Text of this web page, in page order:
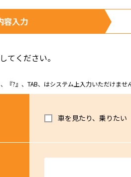
容入力
てください。
?』、TAB、はシステム上入力いただけませ
車を見たり、乗りたい